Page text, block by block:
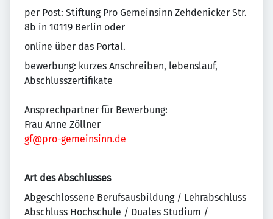
per Post: Stiftung Pro Gemeinsinn Zehdenicker Str.
8b in 10119 Berlin oder
online über das Portal.
bewerbung: kurzes Anschreiben, lebenslauf,
Abschlusszertifikate
Ansprechpartner für Bewerbung:
Frau Anne Zöllner
gf@pro-gemeinsinn.de
Art des Abschlusses
Abgeschlossene Berufsausbildung / Lehrabschluss
Abschluss Hochschule / Duales Studium /